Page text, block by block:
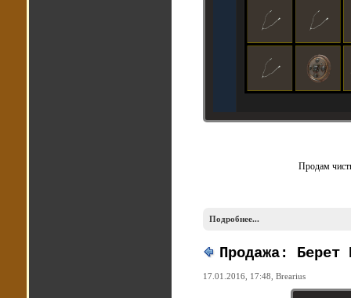
Продам
Подробнее...
Продажа: Берет
17.01.2016, 17:48, Brearius